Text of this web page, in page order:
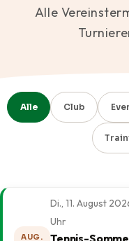
Alle
Alle Club
AUG.
Di., 11. August
Uhr
Tennis-